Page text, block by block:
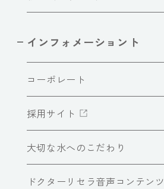
インフォメーショント
コーポレート
採用サイト
大切な水へのこだわり
ドクターリセラ音声コンテンツ